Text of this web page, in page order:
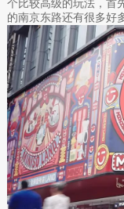
个比较高级的玩法，首
的南京东路还有很多好